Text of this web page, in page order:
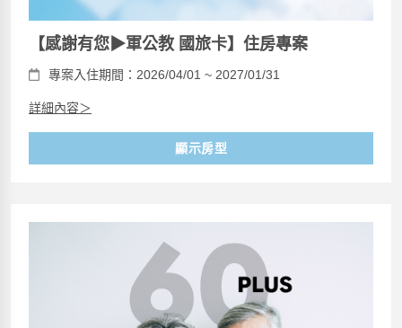
【感謝有您▶軍公教 國旅卡】住房專案
專案入住期間：2026/04/01 ~ 2027/01/31
詳細內容＞
顯示房型